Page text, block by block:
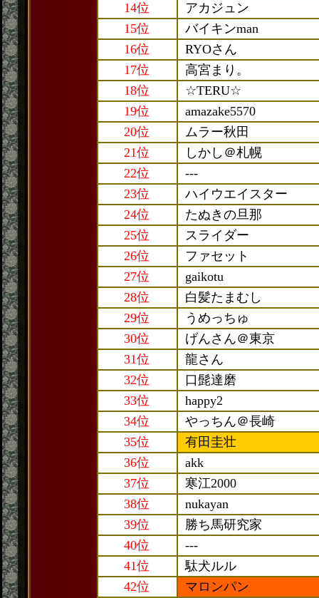
14位
アカジュン
15位
バイキンman
16位
RYOさん
17位
高宮まり。
18位
☆TERU☆
19位
amazake5570
20位
ムラー秋田
21位
しかし＠札幌
22位
---
23位
ハイウエイスター
24位
たぬきの旦那
25位
スライダー
26位
ファセット
27位
gaikotu
28位
白髪たまむし
29位
うめっちゅ
30位
げんさん＠東京
31位
龍さん
32位
口髭達磨
33位
happy2
34位
やっちん＠長崎
35位
有田圭壮
36位
akk
37位
寒江2000
38位
nukayan
39位
勝ち馬研究家
40位
---
41位
駄犬ルル
42位
マロンパン